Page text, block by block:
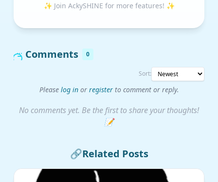
✨ Join AckySHINE for more features! ✨
Comments 0
Sort:
Please log inor registerto comment or reply.
No comments yet. Be the first to share your thoughts!
📝
🔗Related Posts